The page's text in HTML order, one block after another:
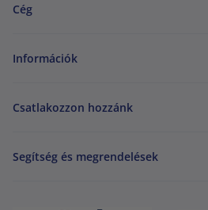
Cég
Információk
Csatlakozzon hozzánk
Segítség és megrendelések